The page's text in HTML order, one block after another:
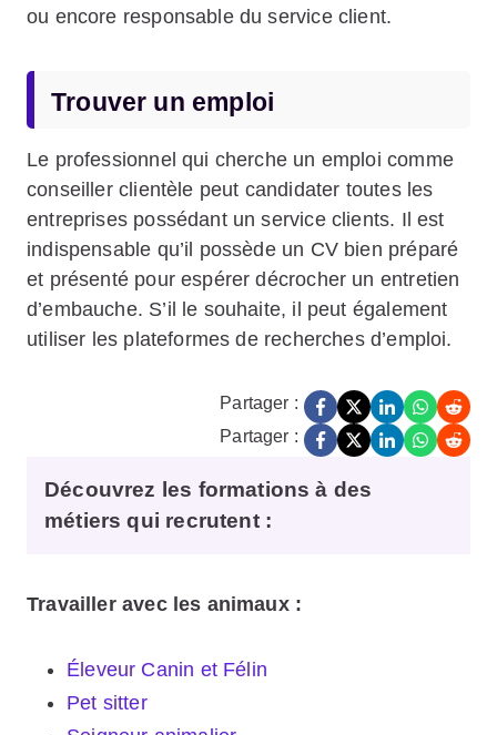
ou encore responsable du service client.
Trouver un emploi
Le professionnel qui cherche un emploi comme
conseiller clientèle peut candidater toutes les
entreprises possédant un service clients. Il est
indispensable qu’il possède un CV bien préparé
et présenté pour espérer décrocher un entretien
d’embauche. S’il le souhaite, il peut également
utiliser les plateformes de recherches d’emploi.
Partager :
Partager :
Découvrez les formations à des
métiers qui recrutent :
Travailler avec les animaux :
Éleveur Canin et Félin
Pet sitter